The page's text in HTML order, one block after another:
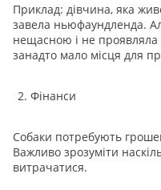
Приклад: дівчина, яка
завела ньюфаундленда.
нещасною і не проявляла
занадто мало місця для
Фінанси
Собаки потребують
Важливо зрозуміти
витрачатися.